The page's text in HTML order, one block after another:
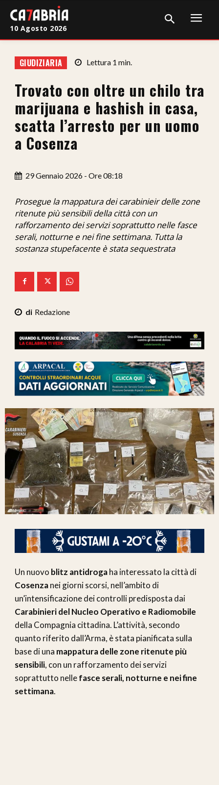
Cronaca
Giudiziaria
Politica
Sport
Sanità
Economia
Ita-Mondo
C7 Play
We Calabria
Mix Zone
10 Agosto 2026
GIUDIZIARIA Lettura 1 min.
Trovato con oltre un chilo tra
marijuana e hashish in casa,
scatta l’arresto per un uomo
a Cosenza
29 Gennaio 2026 - Ore 08:18
Prosegue la mappatura dei carabinieir delle zone
ritenute più sensibili della città con un
rafforzamento dei servizi soprattutto nelle fasce
serali, notturne e nei fine settimana. Tutta la
sostanza stupefacente è stata sequestrata
Redazione
Un nuovo blitz antidrogaha interessato la città di
Cosenzanei giorni scorsi, nell’ambito di
un’intensificazione dei controlli predisposta dai
Carabinieri del Nucleo Operativo e Radiomobile
della Compagnia cittadina. L’attività, secondo
quanto riferito dall’Arma, è stata pianificata sulla
base di una mappatura delle zone ritenute più
sensibili, con un rafforzamento dei servizi
soprattutto nellefasce serali, notturne e nei fine
settimana.